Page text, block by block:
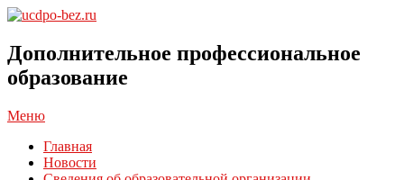
Перейти
содержимому
bez.ru
Дополнительное профессиональное
образование
Главное
меню
Меню
Главная
Новости